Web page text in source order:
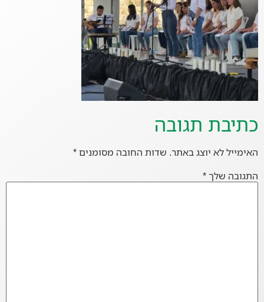
כתיבת תגובה
האימייל לא יוצג באתר. שדות החובה מסומנים*
התגובה שלך*